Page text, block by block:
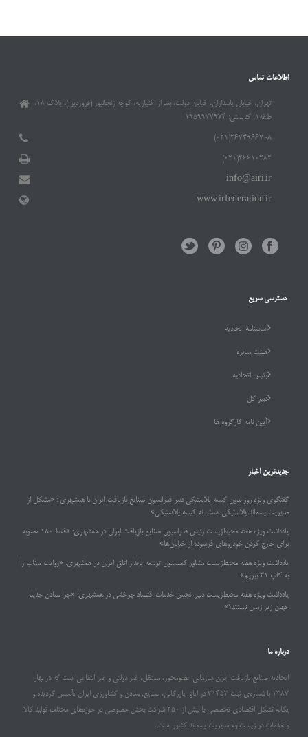
اطلاعات تماس
تهران، خیابان پاسداران، خیابان دولت، بعد از اختیاریه، کوچه زنجانپور (فروردین)، پلاک ۱۸،
طبقه۱، کدپستی: ۱۹۵۹۹۷۷۹۷۴
۲۶۷۴۹۶۶۷-۸(۰۲۱)
۲۶۶۱۰۲۸۲(۰۲۱)
info@airi.ir
www.irfederation.ir
دسترسی سریع
اساسنامه اتحادیه
هیئت مدیره
رئیس اتحادیه
دبیر کل
آیین نامه کارگروه ها
جدیدترین اخبار
گفتگوی ویژه روز بدون کیسه پلاستیکی دبیر فدراسیون صنایع بازیافت ایران با همشهری : «مشکل از
مدیریت پسماند پلاستیکی است، نه کیسه پلاستیکی»
یادداشت ویژه هفته محیط‌زیست رئیس فدراسیون صنایع بازیافت ایران در همشهری: «فقط ۱۸۰ مصوبه
برای خارج کردن خودروهای فرسوده از خیابان‌ها»
یادداشت ویژه هفته محیط‌زیست مشاور کمیسیون توسعه پایدار اتاق ایران در همشهری: «روایت میناب را
به کاپ ۳۱ ببریم»
یادداشت ویژه هفته محیط‌زیست دبیر انجمن خدمات اقتصاد چرخشی در همشهری: «چرا معادن جدید
جهان زیر زمین نیستند؟»
درباره ما
اتحادیه صنایع بازیافت ایران سازمانی عضومحور، مستقل، غیر دولتی و غیر انتفاعی است که در بهار
۱۳۸۷ با شماره‌ی ثبت ۳۱۴۵۳ در اتاق بازرگانی، صنایع، معادن و کشاورزی ایران تأسیس گردیده و
یگانه تشکل اقتصادی تخصصی با بیش از ۲۵۰ شرکت بخش خصوصی در حوزه‌های مختلف تولید کالا
و خدمات در زیست‌بوم مدیریت پسماند کشور است.